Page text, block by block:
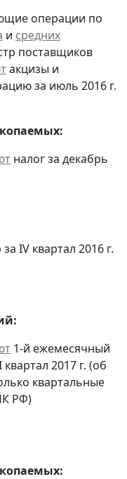
операции по
и средних
поставщиков
акцизы и
за июль 2016 г.
налог за декабрь
IV квартал 2016 г.
1-й ежемесячный
2017 г. (об
квартальные
РФ)